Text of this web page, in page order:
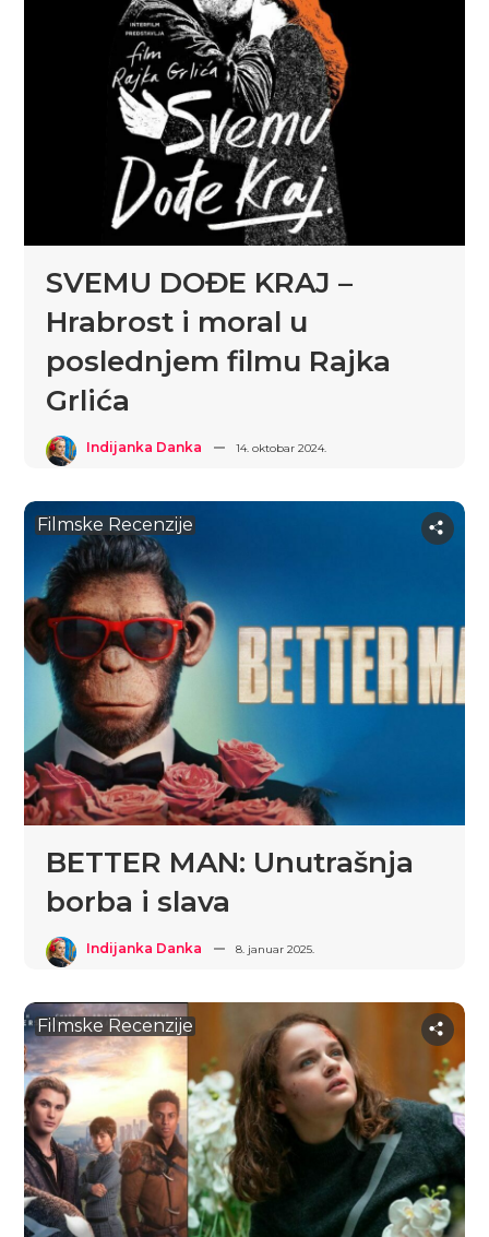
SVEMU DOĐE KRAJ –
Hrabrost i moral u
poslednjem filmu Rajka
Grlića
Indijanka Danka 14. oktobar 2024.
Filmske Recenzije
BETTER MAN: Unutrašnja
borba i slava
Indijanka Danka 8. januar 2025.
Filmske Recenzije